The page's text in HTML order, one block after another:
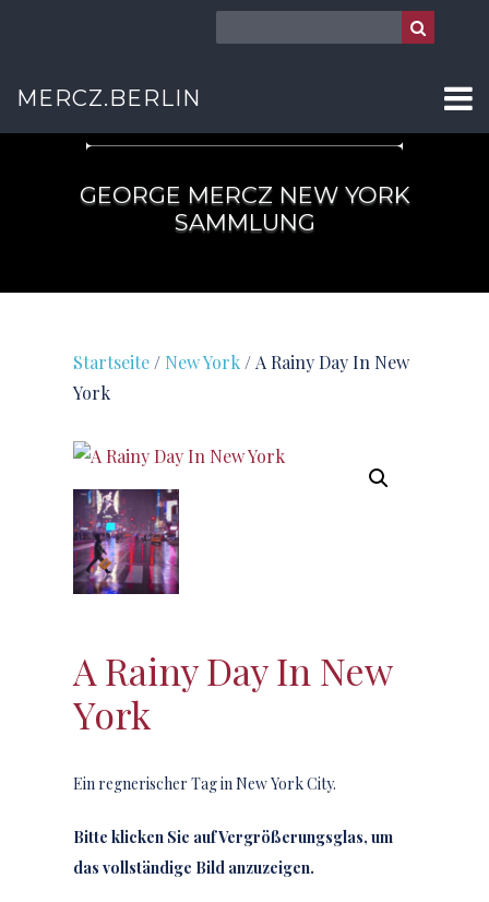
MERCZ.BERLINNEW YORK
GEORGE MERCZ NEW YORK
SAMMLUNG
Startseite / New York / A Rainy Day In New
York
A Rainy Day In New
York
Ein regnerischer Tag in New York City.
Bitte klicken Sie auf Vergrößerungsglas, um
das vollständige Bild anzuzeigen.